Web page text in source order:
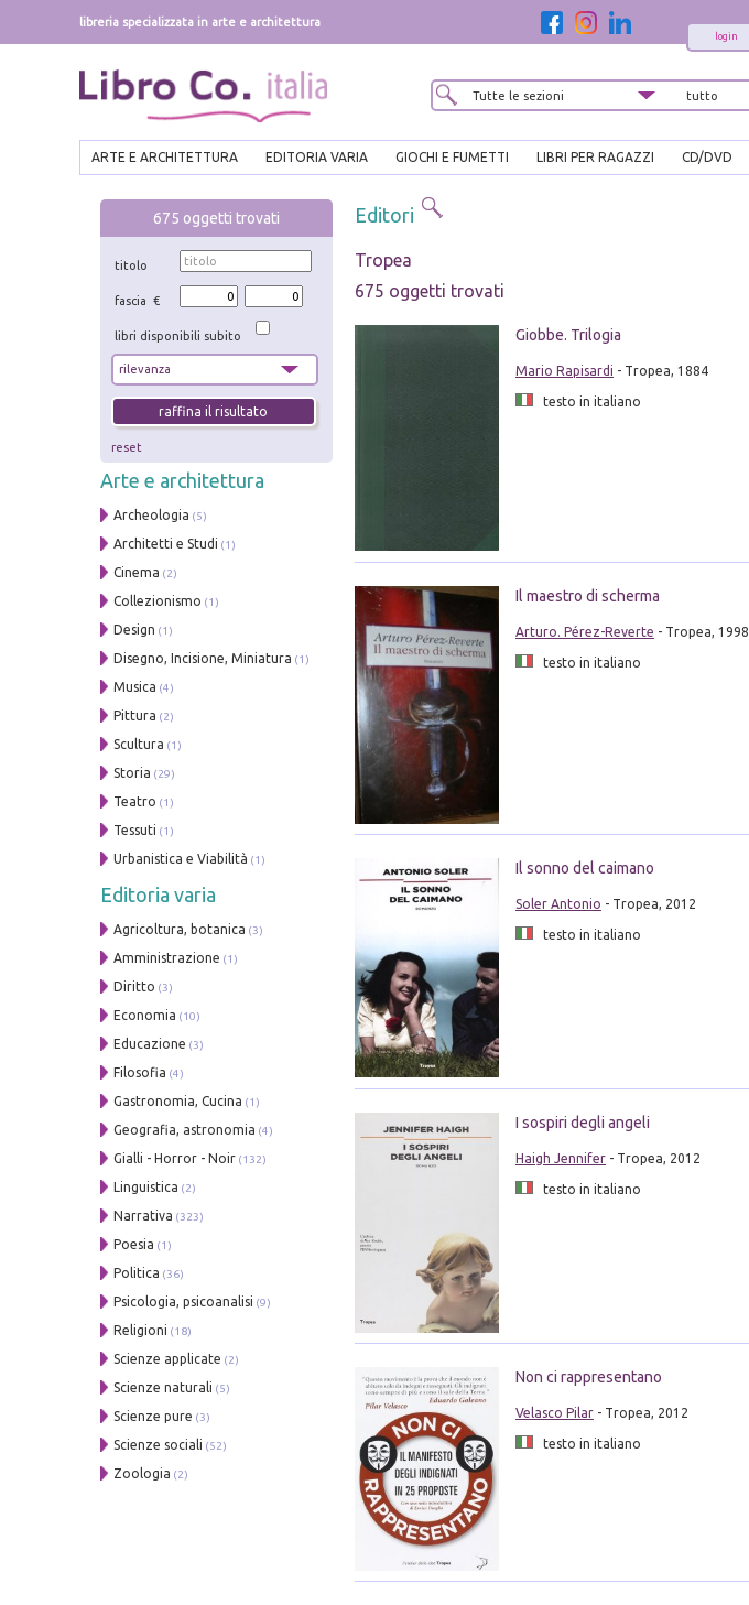
libreria specializzata in arte e architettura
login
ARTE E ARCHITETTURA EDITORIA VARIA GIOCHI E FUMETTI LIBRI PER RAGAZZI CD/DVD
675 oggetti trovati
titolo
fascia €
libri disponibili subito
reset
Arte e architettura
Archeologia (5)
Architetti e Studi (1)
Cinema (2)
Collezionismo (1)
Design (1)
Disegno, Incisione, Miniatura (1)
Musica (4)
Pittura (2)
Scultura (1)
Storia (29)
Teatro (1)
Tessuti (1)
Urbanistica e Viabilità (1)
Editoria varia
Agricoltura, botanica (3)
Amministrazione (1)
Diritto (3)
Economia (10)
Educazione (3)
Filosofia (4)
Gastronomia, Cucina (1)
Geografia, astronomia (4)
Gialli - Horror - Noir (132)
Linguistica (2)
Narrativa (323)
Poesia (1)
Politica (36)
Psicologia, psicoanalisi (9)
Religioni (18)
Scienze applicate (2)
Scienze naturali (5)
Scienze pure (3)
Scienze sociali (52)
Zoologia (2)
Editori
Tropea
675 oggetti trovati
Giobbe. Trilogia
Mario Rapisardi - Tropea, 1884
testo in italiano
Il maestro di scherma
Arturo. Pérez-Reverte - Tropea, 1998
testo in italiano
Il sonno del caimano
Soler Antonio - Tropea, 2012
testo in italiano
I sospiri degli angeli
Haigh Jennifer- Tropea, 2012
testo in italiano
Non ci rappresentano
Velasco Pilar- Tropea, 2012
testo in italiano